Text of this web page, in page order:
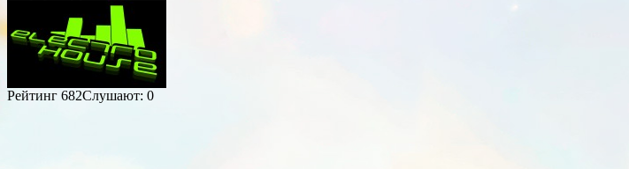
Рейтинг 682Слушают: 0